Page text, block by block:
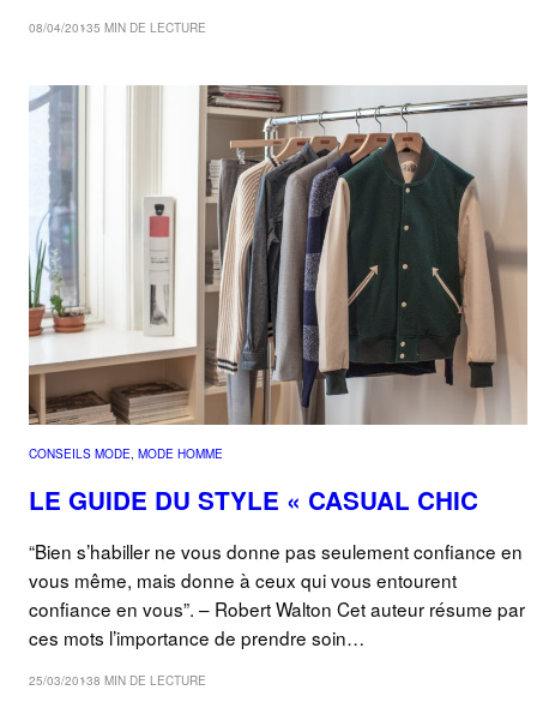
08/04/20135 MIN DE LECTURE
CONSEILS MODE, MODE HOMME
LE GUIDE DU STYLE « CASUAL CHIC
“Bien s’habiller ne vous donne pas seulement confiance en
vous même, mais donne à ceux qui vous entourent
confiance en vous”. – Robert Walton Cet auteur résume par
ces mots l’importance de prendre soin…
25/03/20138 MIN DE LECTURE